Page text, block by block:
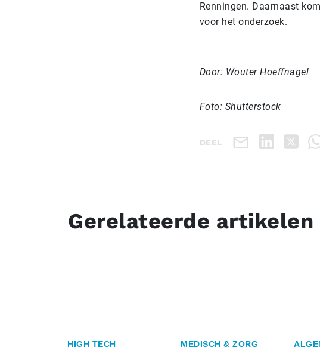
Renningen. Daarnaast
voor het onderzoek.
Door: Wouter Hoeffnagel
Foto: Shutterstock
DEEL
Gerelateerde artikelen
HIGH TECH MEDISCH & ZORG